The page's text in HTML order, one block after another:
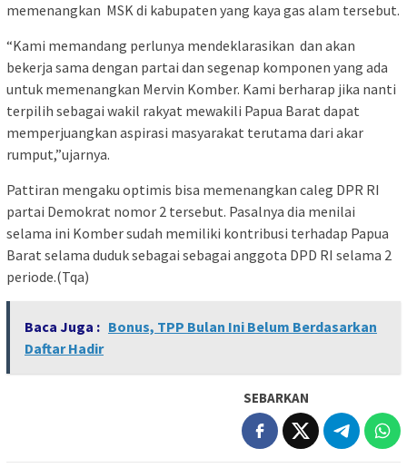
memenangkan MSK di kabupaten yang kaya gas alam tersebut.
“Kami memandang perlunya mendeklarasikan dan akan
bekerja sama dengan partai dan segenap komponen yang ada
untuk memenangkan Mervin Komber. Kami berharap jika nanti
terpilih sebagai wakil rakyat mewakili Papua Barat dapat
memperjuangkan aspirasi masyarakat terutama dari akar
rumput,”ujarnya.
Pattiran mengaku optimis bisa memenangkan caleg DPR RI
partai Demokrat nomor 2 tersebut. Pasalnya dia menilai
selama ini Komber sudah memiliki kontribusi terhadap Papua
Barat selama duduk sebagai sebagai anggota DPD RI selama 2
periode.(Tqa)
Baca Juga : Bonus, TPP Bulan Ini Belum Berdasarkan
Daftar Hadir
SEBARKAN